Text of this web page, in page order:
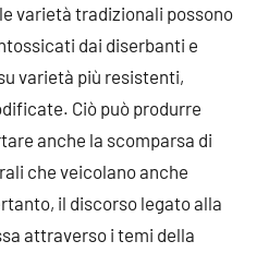
varietà tradizionali possono
dai diserbanti e
varietà più resistenti,
Ciò può produrre
anche la scomparsa di
che veicolano anche
il discorso legato alla
attraverso i temi della